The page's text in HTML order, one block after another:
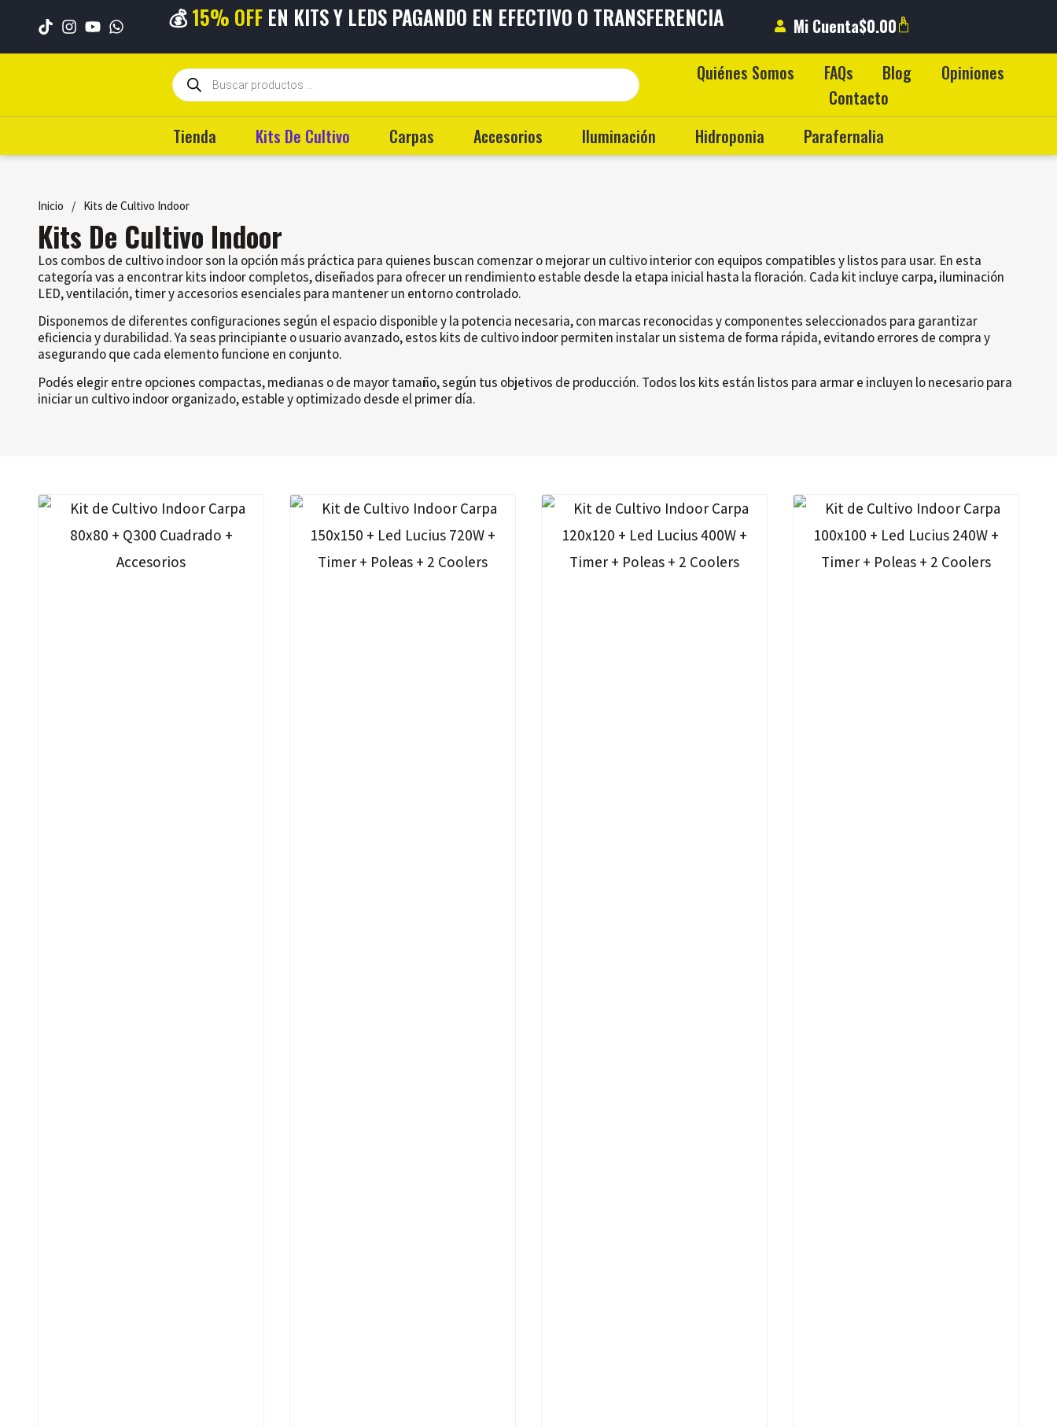
ENVÍOS ATODO
EL PAÍS
💰15% OFF EN KITS Y LEDS PAGANDO EN EFECTIVO O TRANSFERENCIA
💳 HASTA6 CUOTASSIN INTERÉS Mi Cuenta$0.00 0
Quiénes Somos FAQs Blog
Opiniones
Contacto
Tienda
Kits De Cultivo Carpas Accesorios Iluminación Hidroponia Parafernalia
Inicio / Kits de Cultivo Indoor
Kits De Cultivo Indoor
Los combos de cultivo indoor son la opción más práctica para quienes buscan comenzar o mejorar un cultivo interior con equipos compatibles y listos para usar. En esta
categoría vas a encontrar kits indoor completos, diseñados para ofrecer un rendimiento estable desde la etapa inicial hasta la floración. Cada kit incluye carpa, iluminación
LED, ventilación, timer y accesorios esenciales para mantener un entorno controlado.
Disponemos de diferentes configuraciones según el espacio disponible y la potencia necesaria, con marcas reconocidas y componentes seleccionados para garantizar
eficiencia y durabilidad. Ya seas principiante o usuario avanzado, estos kits de cultivo indoor permiten instalar un sistema de forma rápida, evitando errores de compra y
asegurando que cada elemento funcione en conjunto.
Podés elegir entre opciones compactas, medianas o de mayor tamaño, según tus objetivos de producción. Todos los kits están listos para armar e incluyen lo necesario para
iniciar un cultivo indoor organizado, estable y optimizado desde el primer día.